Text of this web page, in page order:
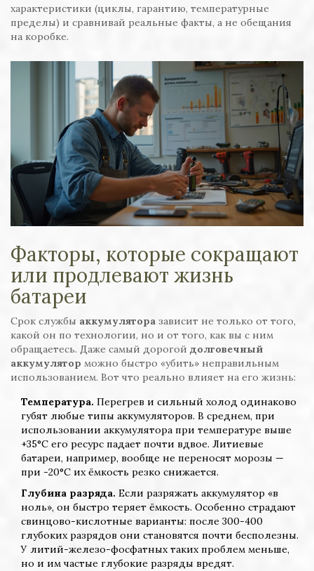
характеристики (циклы, гарантию, температурные
пределы) и сравнивай реальные факты, а не обещания
на коробке.
Факторы, которые сокращают
или продлевают жизнь
батареи
Срок службы аккумулятора зависит не только от того,
какой он по технологии, но и от того, как вы с ним
обращаетесь. Даже самый дорогой долговечный
аккумулятор можно быстро «убить» неправильным
использованием. Вот что реально влияет на его жизнь:
Температура. Перегрев и сильный холод одинаково
губят любые типы аккумуляторов. В среднем, при
использовании аккумулятора при температуре выше
+35°C его ресурс падает почти вдвое. Литиевые
батареи, например, вообще не переносят морозы —
при -20°C их ёмкость резко снижается.
Глубина разряда. Если разряжать аккумулятор «в
ноль», он быстро теряет ёмкость. Особенно страдают
свинцово-кислотные варианты: после 300-400
глубоких разрядов они становятся почти бесполезны.
У литий-железо-фосфатных таких проблем меньше,
но и им частые глубокие разряды вредят.